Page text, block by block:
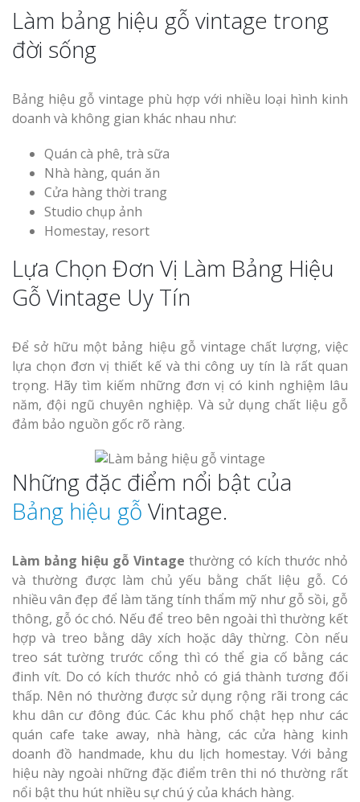
Làm bảng hiệu gỗ vintage trong
đời sống
Bảng hiệu gỗ vintage phù hợp với nhiều loại hình kinh
doanh và không gian khác nhau như:
Quán cà phê, trà sữa
Nhà hàng, quán ăn
Cửa hàng thời trang
Studio chụp ảnh
Homestay, resort
Lựa Chọn Đơn Vị Làm Bảng Hiệu
Gỗ Vintage Uy Tín
Để sở hữu một bảng hiệu gỗ vintage chất lượng, việc
lựa chọn đơn vị thiết kế và thi công uy tín là rất quan
trọng. Hãy tìm kiếm những đơn vị có kinh nghiệm lâu
năm, đội ngũ chuyên nghiệp. Và sử dụng chất liệu gỗ
đảm bảo nguồn gốc rõ ràng.
Những đặc điểm nổi bật của
Bảng hiệu gỗ Vintage.
Làm bảng hiệu gỗ Vintage thường có kích thước nhỏ
và thường được làm chủ yếu bằng chất liệu gỗ. Có
nhiều vân đẹp để làm tăng tính thẩm mỹ như gỗ sồi, gỗ
thông, gỗ óc chó. Nếu để treo bên ngoài thì thường kết
hợp và treo bằng dây xích hoặc dây thừng. Còn nếu
treo sát tường trước cổng thì có thể gia cố bằng các
đinh vít. Do có kích thước nhỏ có giá thành tương đối
thấp. Nên nó thường được sử dụng rộng rãi trong các
khu dân cư đông đúc. Các khu phố chật hẹp như các
quán cafe take away, nhà hàng, các cửa hàng kinh
doanh đồ handmade, khu du lịch homestay. Với bảng
hiệu này ngoài những đặc điểm trên thi nó thường rất
nổi bật thu hút nhiều sự chú ý của khách hàng.